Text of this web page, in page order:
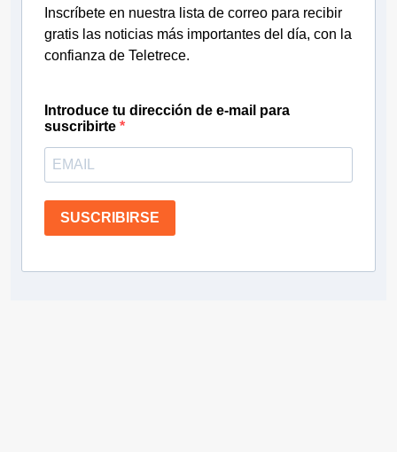
Inscríbete en nuestra lista de correo para recibir
gratis las noticias más importantes del día, con la
confianza de Teletrece.
Introduce tu dirección de e-mail para
suscribirte
SUSCRIBIRSE